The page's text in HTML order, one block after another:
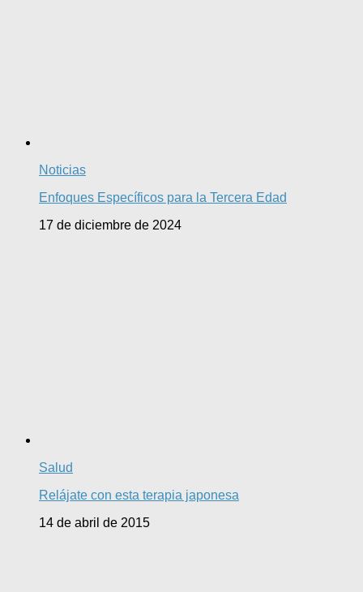
Noticias
Enfoques Específicos para la Tercera Edad
17 de diciembre de 2024
Salud
Relájate con esta terapia japonesa
14 de abril de 2015